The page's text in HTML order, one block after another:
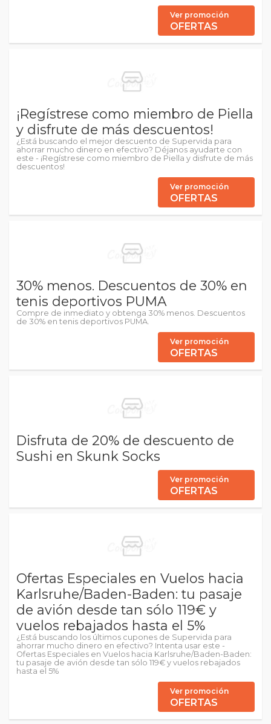
Ver promoción
OFERTAS
¡Regístrese como miembro de Piella
y disfrute de más descuentos!
¿Está buscando el mejor descuento de Supervida para
ahorrar mucho dinero en efectivo? Déjanos ayudarte con
este - ¡Regístrese como miembro de Piella y disfrute de más
descuentos!
Ver promoción
OFERTAS
30% menos. Descuentos de 30% en
tenis deportivos PUMA
Compre de inmediato y obtenga 30% menos. Descuentos
de 30% en tenis deportivos PUMA.
Ver promoción
OFERTAS
Disfruta de 20% de descuento de
Sushi en Skunk Socks
Ver promoción
OFERTAS
Ofertas Especiales en Vuelos hacia
Karlsruhe/Baden-Baden: tu pasaje
de avión desde tan sólo 119€ y
vuelos rebajados hasta el 5%
¿Está buscando los últimos cupones de Supervida para
ahorrar mucho dinero en efectivo? Intenta usar este -
Ofertas Especiales en Vuelos hacia Karlsruhe/Baden-Baden:
tu pasaje de avión desde tan sólo 119€ y vuelos rebajados
hasta el 5%
Ver promoción
OFERTAS